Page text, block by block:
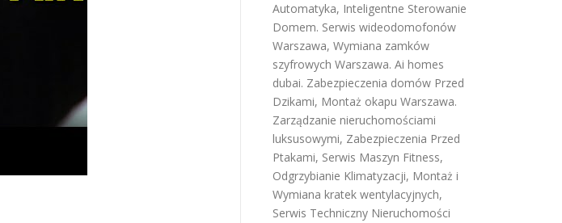
Automatyka, Inteligentne Sterowanie
Domem. Serwis wideodomofonów
Warszawa, Wymiana zamków
szyfrowych Warszawa. Ai homes
dubai. Zabezpieczenia domów Przed
Dzikami, Montaż okapu Warszawa.
Zarządzanie nieruchomościami
luksusowymi, Zabezpieczenia Przed
Ptakami, Serwis Maszyn Fitness,
Odgrzybianie Klimatyzacji, Montaż i
Wymiana kratek wentylacyjnych,
Serwis Techniczny Nieruchomości